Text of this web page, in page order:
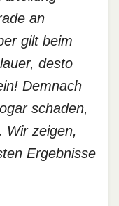
an
gilt beim
desto
Demnach
schaden,
Wir zeigen,
Ergebnisse